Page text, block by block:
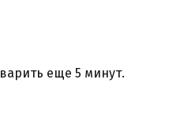
еще 5 минут.